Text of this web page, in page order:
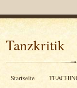
Tanzkritik
Startseite